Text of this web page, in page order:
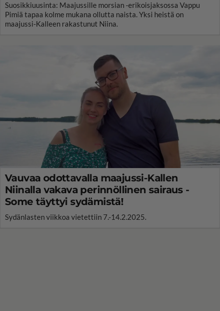
Suosikkiuusinta: Maajussille morsian -erikoisjaksossa Vappu
Pimiä tapaa kolme mukana ollutta naista. Yksi heistä on
maajussi-Kalleen rakastunut Niina.
Vauvaa odottavalla maajussi-Kallen
Niinalla vakava perinnöllinen sairaus -
Some täyttyi sydämistä!
Sydänlasten viikkoa vietettiin 7.-14.2.2025.